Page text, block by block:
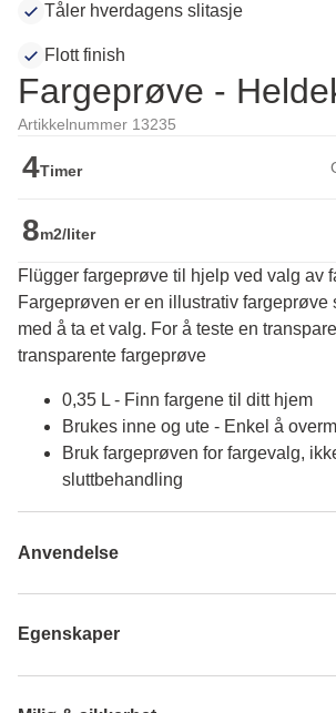
Tåler hverdagens slitasje
Flott finish
Fargeprøve -
Artikkelnummer 13235
4Timer
8m2/liter
Flügger fargeprøve til hjelp ved valg av
Fargeprøven er en illustrativ fargeprøve
med å ta et valg. For å teste en
transparente fargeprøve
0,35 L - Finn fargene til ditt hjem
Brukes inne og ute - Enkel å
Bruk fargeprøven for fargevalg,
sluttbehandling
Anvendelse
Egenskaper